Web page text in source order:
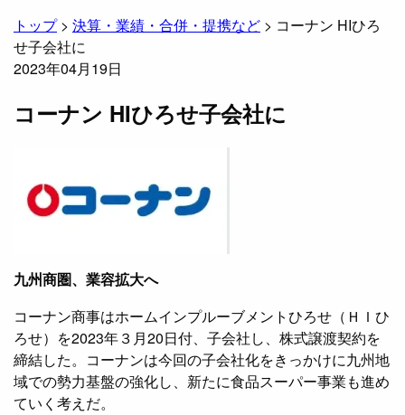
トップ> 決算・業績・合併・提携など > コーナン HIひろ
せ子会社に
2023年04月19日
コーナン HIひろせ子会社に
九州商圏、業容拡大へ
コーナン商事はホームインプルーブメントひろせ（ＨＩひ
ろせ）を2023年３月20日付、子会社し、株式譲渡契約を
締結した。コーナンは今回の子会社化をきっかけに九州地
域での勢力基盤の強化し、新たに食品スーパー事業も進め
ていく考えだ。